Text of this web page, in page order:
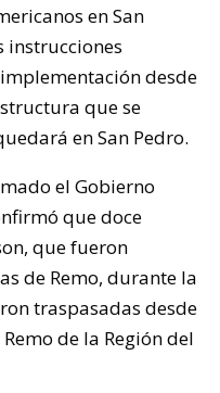
en San
instrucciones
desde
que se
en San Pedro.
el Gobierno
que doce
que fueron
de Remo, durante la
traspasadas desde
de la Región del